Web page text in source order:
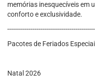
memórias inesquecíveis em
conforto e exclusividade.
Pacotes de Feriados
Natal 2026